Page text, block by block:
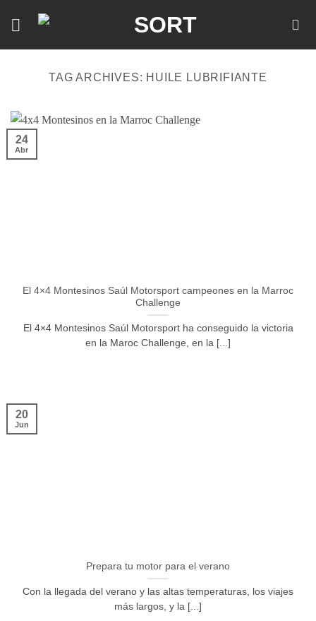
TAG ARCHIVES: HUILE LUBRIFIANTE
El 4×4 Montesinos Saúl Motorsport campeones en la Marroc
Challenge
El 4×4 Montesinos Saúl Motorsport ha conseguido la victoria
en la Maroc Challenge, en la [...]
24
Abr
Prepara tu motor para el verano
Con la llegada del verano y las altas temperaturas, los viajes
más largos, y la [...]
20
Jun